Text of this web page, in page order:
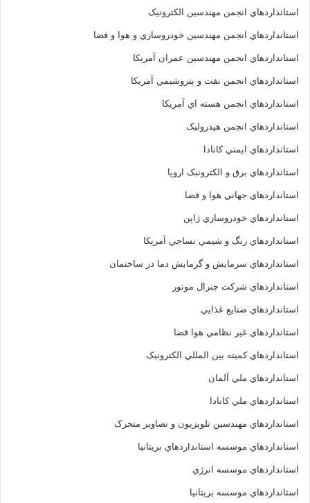
استانداردهاي انجمن مهندسين الکترونيک
استانداردهاي انجمن مهندسين خودروسازي و هوا و فضا
استانداردهاي انجمن مهندسين عمران آمريکا
استانداردهاي انجمن نفت و پتروشيمي آمريکا
استانداردهاي انجمن هسته اي آمريکا
استانداردهاي انجمن هيدروليک
استانداردهاي ايمني کانادا
استانداردهاي برق و الکترونبک اروپا
استانداردهاي جهاني هوا و فضا
استانداردهاي خودروسازي ژاپن
استانداردهاي رنگ و شيمي نساجي آمريکا
استانداردهاي سرمايش و گرمايش دما در ساختمان
استانداردهاي شرکت جنرال موتور
استانداردهاي صنايع غذايي
استانداردهاي غير نظامي هوا فضا
استانداردهاي کميته بين المللي الکترونيک
استانداردهاي ملي آلمان
استانداردهاي ملي کانادا
استانداردهاي مهندسين تلويزيون و تصاوير متحرک
استانداردهاي موسسه استانداردهاي بريتانيا
استانداردهاي موسسه انرژي
استانداردهاي موسسه بريتانيا